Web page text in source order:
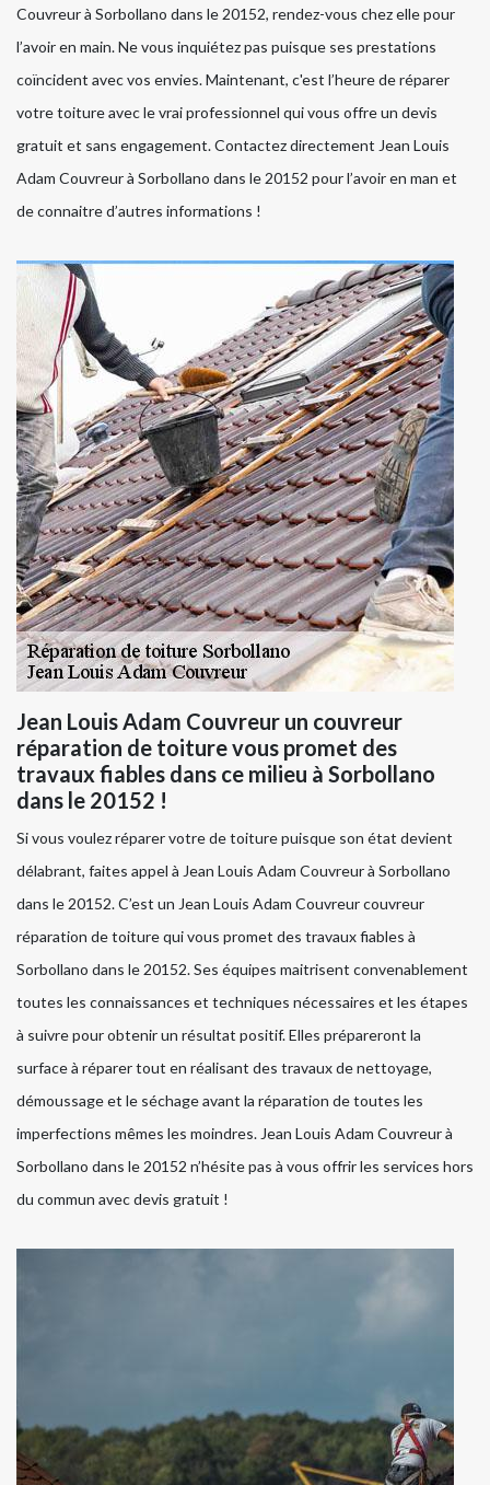
Couvreur à Sorbollano dans le 20152, rendez-vous chez elle pour
l’avoir en main. Ne vous inquiétez pas puisque ses prestations
coïncident avec vos envies. Maintenant, c'est l’heure de réparer
votre toiture avec le vrai professionnel qui vous offre un devis
gratuit et sans engagement. Contactez directement Jean Louis
Adam Couvreur à Sorbollano dans le 20152 pour l’avoir en man et
de connaitre d’autres informations !
Jean Louis Adam Couvreur un couvreur
réparation de toiture vous promet des
travaux fiables dans ce milieu à Sorbollano
dans le 20152 !
Si vous voulez réparer votre de toiture puisque son état devient
délabrant, faites appel à Jean Louis Adam Couvreur à Sorbollano
dans le 20152. C’est un Jean Louis Adam Couvreur couvreur
réparation de toiture qui vous promet des travaux fiables à
Sorbollano dans le 20152. Ses équipes maitrisent convenablement
toutes les connaissances et techniques nécessaires et les étapes
à suivre pour obtenir un résultat positif. Elles prépareront la
surface à réparer tout en réalisant des travaux de nettoyage,
démoussage et le séchage avant la réparation de toutes les
imperfections mêmes les moindres. Jean Louis Adam Couvreur à
Sorbollano dans le 20152 n’hésite pas à vous offrir les services hors
du commun avec devis gratuit !